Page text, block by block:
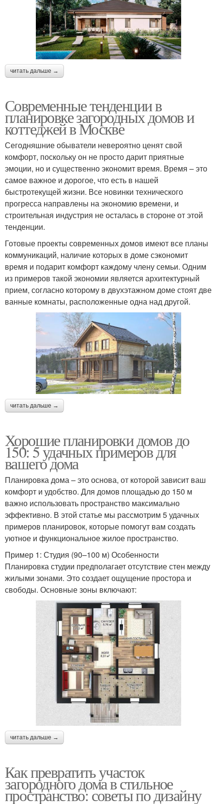
читать дальше →
Современные тенденции в
планировке загородных домов и
коттеджей в Москве
Сегодняшние обыватели невероятно ценят свой
комфорт, поскольку он не просто дарит приятные
эмоции, но и существенно экономит время. Время – это
самое важное и дорогое, что есть в нашей
быстротекущей жизни. Все новинки технического
прогресса направлены на экономию времени, и
строительная индустрия не осталась в стороне от этой
тенденции.
Готовые проекты современных домов имеют все планы
коммуникаций, наличие которых в доме сэкономит
время и подарит комфорт каждому члену семьи. Одним
из примеров такой экономии является архитектурный
прием, согласно которому в двухэтажном доме стоят две
ванные комнаты, расположенные одна над другой.
читать дальше →
Хорошие планировки домов до
150: 5 удачных примеров для
вашего дома
Планировка дома – это основа, от которой зависит ваш
комфорт и удобство. Для домов площадью до 150 м
важно использовать пространство максимально
эффективно. В этой статье мы рассмотрим 5 удачных
примеров планировок, которые помогут вам создать
уютное и функциональное жилое пространство.
Пример 1: Студия (90–100 м) Особенности
Планировка студии предполагает отсутствие стен между
жилыми зонами. Это создает ощущение простора и
свободы. Основные зоны включают:
читать дальше →
Как превратить участок
загородного дома в стильное
пространство: советы по дизайну